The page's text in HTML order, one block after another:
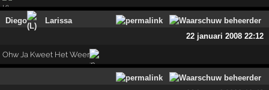
Diego
Larissa
22 januari 2008 22:12
Ohw Ja Kweet Het Weer